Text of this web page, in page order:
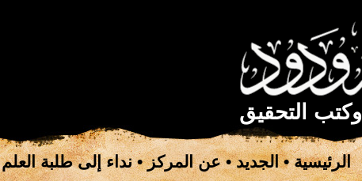
التحقيق
الرئيسية•الجديد•عن المركز•نداء إلى طلبة العلم